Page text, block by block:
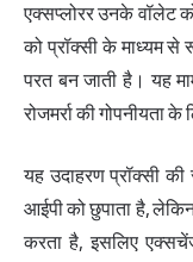
एक्सप्लोरर उनके वॉलेट
को प्रॉक्सी के माध्यम
परत बन जाती है। यह
रोजमर्रा की गोपनीयता
यह उदाहरण प्रॉक्सी
आईपी को छुपाता है,
करता है, इसलिए